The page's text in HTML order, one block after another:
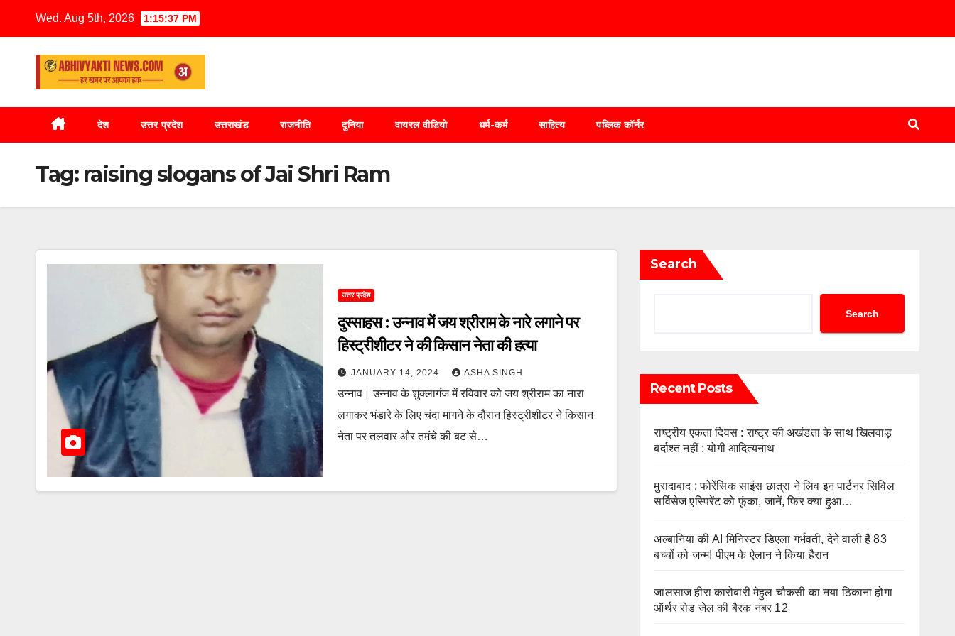
Wed. Aug 5th, 2026 1:15:38 PM
देश उत्तर प्रदेश उत्तराखंड राजनीति दुनिया वायरल वीडियो धर्म-कर्म साहित्य पब्लिक कॉर्नर
Tag: raising slogans of Jai Shri Ram
उत्तर प्रदेश
दुस्साहस : उन्नाव में जय श्रीराम के नारे लगाने पर
हिस्ट्रीशीटर ने की किसान नेता की हत्या
JANUARY 14, 2024 ASHA SINGH
उन्नाव। उन्नाव के शुक्लागंज में रविवार को जय श्रीराम का नारा
लगाकर भंडारे के लिए चंदा मांगने के दौरान हिस्ट्रीशीटर ने किसान
नेता पर तलवार और तमंचे की बट से…
Search
Search
Recent Posts
राष्ट्रीय एकता दिवस : राष्ट्र की अखंडता के साथ खिलवाड़
बर्दाश्त नहीं : योगी आदित्यनाथ
मुरादाबाद : फोरेंसिक साइंस छात्रा ने लिव इन पार्टनर सिविल
सर्विसेज एस्पिरेंट को फूंका, जानें, फिर क्या हुआ…
अल्बानिया की AI मिनिस्‍टर डिएला गर्भवती, देने वाली हैं 83
बच्चों को जन्‍म! पीएम के ऐलान ने किया हैरान
जालसाज हीरा कारोबारी मेहुल चौकसी का नया ठिकाना होगा
ऑर्थर रोड जेल की बैरक नंबर 12